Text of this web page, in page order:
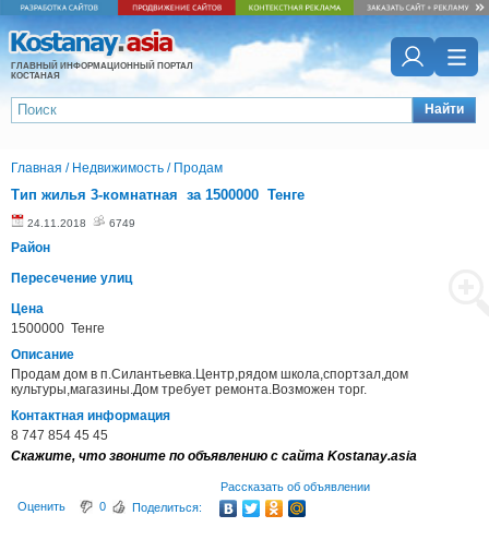
ГЛАВНЫЙ ИНФОРМАЦИОННЫЙ ПОРТАЛ
КОСТАНАЯ
Найти
Главная / Недвижимость / Продам
Тип жилья 3-комнатная за 1500000 Тенге
24.11.2018 6749
Район
Пересечение улиц
Цена
1500000 Тенге
Описание
Продам дом в п.Силантьевка.Центр,рядом школа,спортзал,дом
культуры,магазины.Дом требует ремонта.Возможен торг.
Контактная информация
8 747 854 45 45
Скажите, что звоните по объявлению с сайта Kostanay.asia
Рассказать об объявлении
Оценить
0 Поделиться: